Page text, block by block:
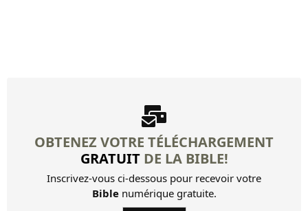
OBTENEZ VOTRE TÉLÉCHARGEMENT
GRATUITDE LA BIBLE!
Inscrivez-vous ci-dessous pour recevoir votre
Biblenumérique gratuite.